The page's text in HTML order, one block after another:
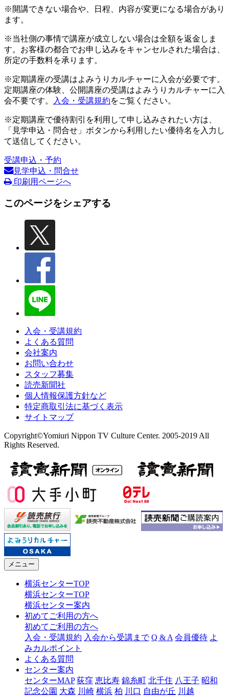
※開講できない場合や、日程、内容が変更になる場合があり
ます。
※当社側の事情で講座が成立しない場合は全額を返金しま
す。お客様の都合でお申し込みをキャンセルされた場合は、
所定の手数料を承ります。
※定期講座の受講はよみうりカルチャーに入会が必要です。
定期講座の体験、公開講座の受講はよみうりカルチャーに入
会不要です。
入会・受講規約をご覧ください。
※定期講座で優待割引を利用して申し込みされたい方は、
「見学申込・問合せ」ボタンから利用したい優待名を入力し
て送信してください。
受講申込・予約
見学申込・問合せ
印刷用ページへ
このページをシェアする
入会・受講規約
よくある質問
会社案内
お問い合わせ
スタッフ募集
読売新聞社
個人情報保護方針など
特定商取引法に基づく表示
サイトマップ
Copyright©Yomiuri Nippon TV Culture Center. 2005-2019 All
Rights Reserved.
メニュー
横浜センターTOP
横浜センターTOP
横浜センター案内
初めてご利用の方へ
初めてご利用の方へ
入会・受講規約 入会から受講まで Q & A 会員優待 よ
みカルポイント
よくある質問
センター案内
センターMAP 荻窪 恵比寿 錦糸町 北千住 八王子 昭和
記念公園 大森 川崎 横浜 柏 川口 自由が丘 川越